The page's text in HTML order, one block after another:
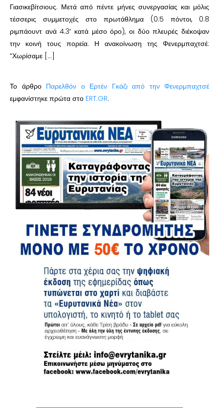
Γιασικεβίτσιους. Μετά από πέντε μήνες συνεργασίας και μόλις
τέσσερις συμμετοχές στο πρωτάθλημα (0.5 πόντοι, 0.8
ριμπάουντ ανά 4.3′ κατά μέσο όρο), οι δύο πλευρές διέκοψαν
την κοινή τους πορεία. Η ανακοίνωση της Φενερμπαχτσέ:
“Χωρίσαμε […]
Το άρθρο Παρελθόν ο Ερτέν Γκάζι από την Φενερμπαχτσέ
εμφανίστηκε πρώτα στο ERT.GR.